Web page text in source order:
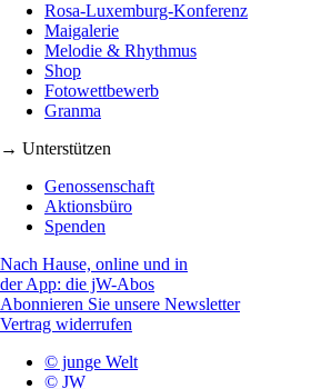
Rosa-Luxemburg-Konferenz
Maigalerie
Melodie & Rhythmus
Shop
Fotowettbewerb
Granma
→ Unterstützen
Genossenschaft
Aktionsbüro
Spenden
Nach Hause, online und in
der App: die jW-Abos
Abonnieren Sie unsere Newsletter
Vertrag widerrufen
© junge Welt
© JW